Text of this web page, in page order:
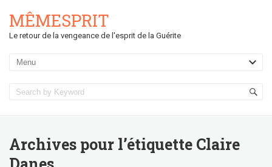
MÊMESPRIT
Le retour de la vengeance de l'esprit de la Guérite
Archives pour l’étiquette Claire